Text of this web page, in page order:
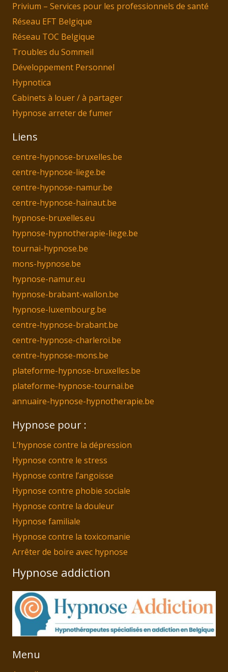
Privium – Services pour les professionnels de santé
Réseau EFT Belgique
Réseau TOC Belgique
Troubles du Sommeil
Développement Personnel
Hypnotica
Cabinets à louer / à partager
Hypnose arreter de fumer
Liens
centre-hypnose-bruxelles.be
centre-hypnose-liege.be
centre-hypnose-namur.be
centre-hypnose-hainaut.be
hypnose-bruxelles.eu
hypnose-hypnotherapie-liege.be
tournai-hypnose.be
mons-hypnose.be
hypnose-namur.eu
hypnose-brabant-wallon.be
hypnose-luxembourg.be
centre-hypnose-brabant.be
centre-hypnose-charleroi.be
centre-hypnose-mons.be
plateforme-hypnose-bruxelles.be
plateforme-hypnose-tournai.be
annuaire-hypnose-hypnotherapie.be
Hypnose pour :
L’hypnose contre la dépression
Hypnose contre le stress
Hypnose contre l’angoisse
Hypnose contre phobie sociale
Hypnose contre la douleur
Hypnose familiale
Hypnose contre la toxicomanie
Arrêter de boire avec hypnose
Hypnose addiction
Menu